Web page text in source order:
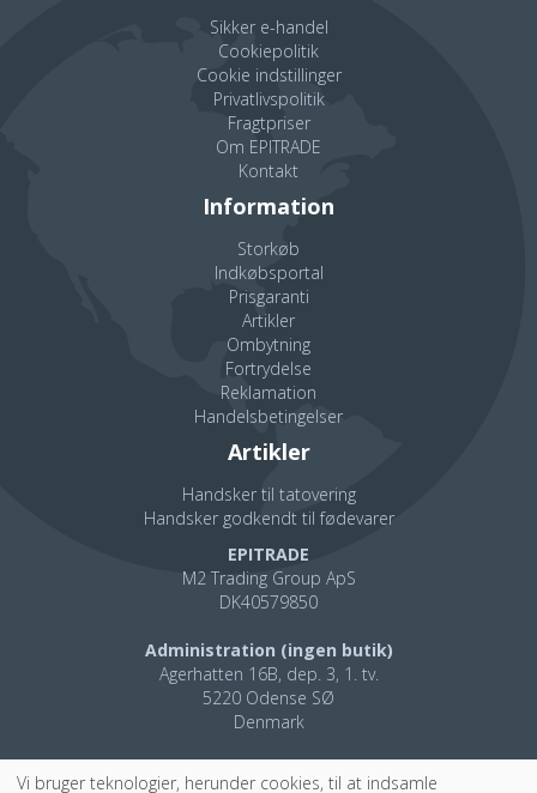
Sikker e-handel
Cookiepolitik
Cookie indstillinger
Privatlivspolitik
Fragtpriser
Om EPITRADE
Kontakt
Information
Storkøb
Indkøbsportal
Prisgaranti
Artikler
Ombytning
Fortrydelse
Reklamation
Handelsbetingelser
Artikler
Handsker til tatovering
Handsker godkendt til fødevarer
EPITRADE
M2 Trading Group ApS
DK40579850
Administration (ingen butik)
Agerhatten 16B, dep. 3, 1. tv.
5220 Odense SØ
Denmark
Vi bruger teknologier, herunder cookies, til at indsamle